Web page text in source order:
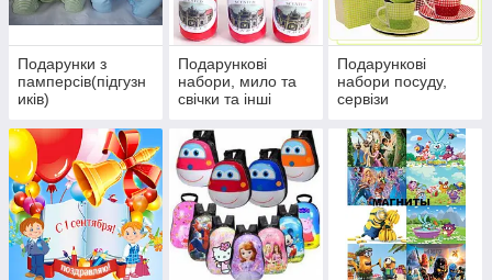
Подарунки з
памперсів(підгузн
иків)
Подарункові
набори, мило та
свічки та інші
Подарункові
набори посуду,
сервізи